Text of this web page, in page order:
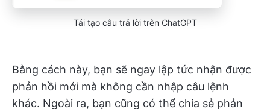
Tái tạo câu trả lời trên ChatGPT
Bằng cách này, bạn sẽ ngay lập tức nhận được
phản hồi mới mà không cần nhập câu lệnh
khác. Ngoài ra, bạn cũng có thể chia sẻ phản